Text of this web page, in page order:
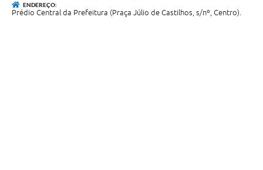
ENDEREÇO:
Prédio Central da Prefeitura (Praça Júlio de Castilhos, s/nº, Centro).